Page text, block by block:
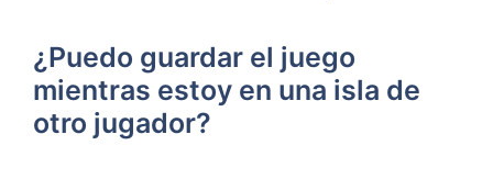
¿Puedo guardar el juego
mientras estoy en una isla de
otro ⁤jugador?